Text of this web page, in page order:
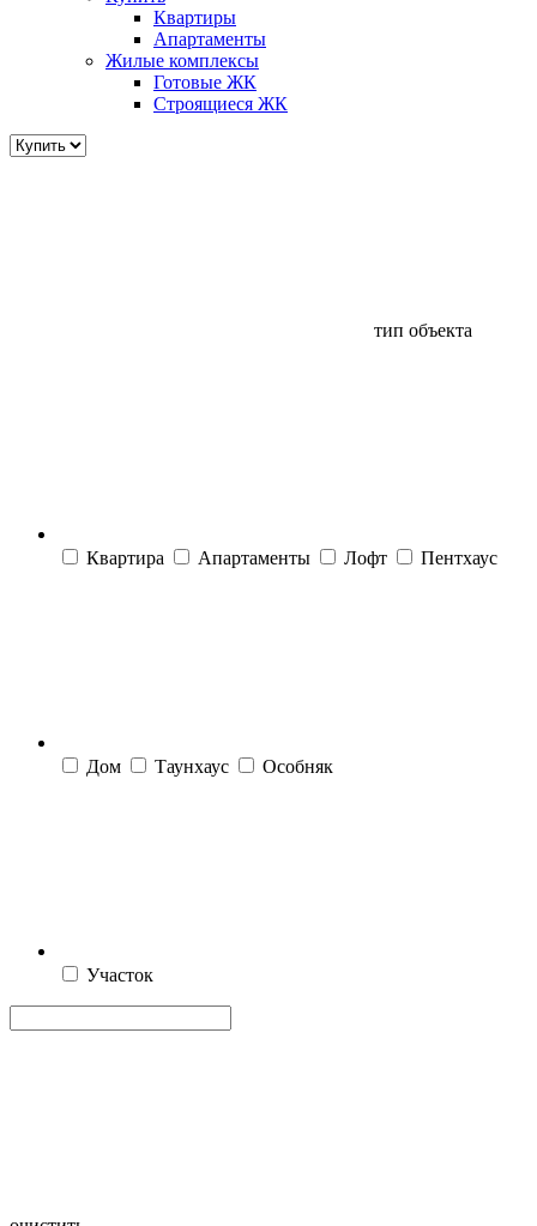
Квартиры
Апартаменты
Жилые комплексы
Готовые ЖК
Строящиеся ЖК
тип объекта
Квартира Апартаменты Лофт Пентхаус
Дом Таунхаус Особняк
Участок